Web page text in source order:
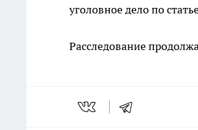
уголовное дело по
Расследование